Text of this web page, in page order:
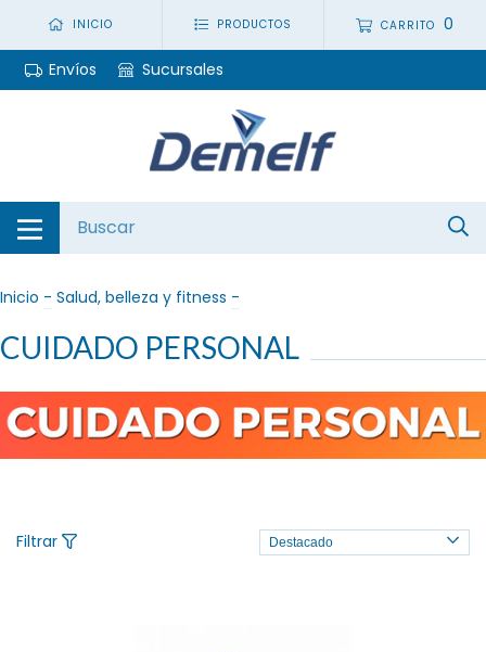
INICIO PRODUCTOS CARRITO 0
Envíos Sucursales
Inicio - Salud, belleza y fitness -
CUIDADO PERSONAL
Filtrar